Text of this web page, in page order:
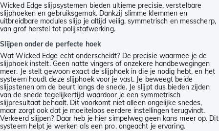
Wicked Edge slijpsystemen bieden ultieme precisie, verstelbare
slijphoeken en gebruiksgemak. Dankzij slimme klemmen en
uitbreidbare modules slijp je altijd veilig, symmetrisch en messcherp,
van grof herstel tot polijstafwerking.
Slijpen onder de perfecte hoek
Wat Wicked Edge echt onderscheidt? De precisie waarmee je de
slijphoek instelt. Geen natte vingers of onzekere handbewegingen
meer. Je stelt gewoon exact de slijphoek in die je nodig hebt, en het
systeem houdt deze slijphoek voor je vast. Je beweegt beide
slijpstenen om de beurt langs de snede. Je slijpt dus bieden zijden
van de snede tegelijkertijd waardoor je een symmetrisch
slijpresultaat behaalt. Dit voorkomt niet alleen ongelijke snedes,
maar zorgt ook dat je moeiteloos eerdere instellingen terugvindt.
Verkeerd slijpen? Daar heb je hier simpelweg geen kans meer op. Dit
systeem helpt je werken als een pro, ongeacht je ervaring.